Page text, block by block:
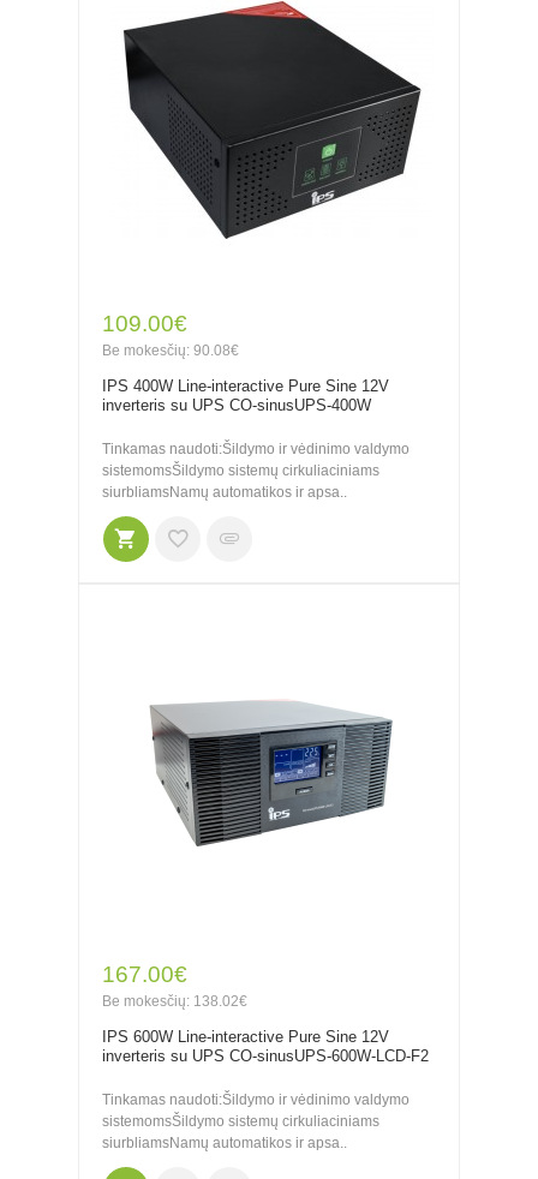
109.00€
Be mokesčių: 90.08€
IPS 400W Line-interactive Pure Sine 12V
inverteris su UPS CO-sinusUPS-400W
Tinkamas naudoti:Šildymo ir vėdinimo valdymo
sistemomsŠildymo sistemų cirkuliaciniams
siurbliamsNamų automatikos ir apsa..
167.00€
Be mokesčių: 138.02€
IPS 600W Line-interactive Pure Sine 12V
inverteris su UPS CO-sinusUPS-600W-LCD-F2
Tinkamas naudoti:Šildymo ir vėdinimo valdymo
sistemomsŠildymo sistemų cirkuliaciniams
siurbliamsNamų automatikos ir apsa..